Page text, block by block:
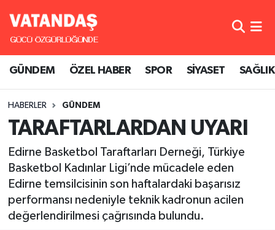
GÜNDEM ÖZEL HABER SPOR SİYASET SAĞLIK
HABERLER GÜNDEM
TARAFTARLARDAN UYARI
Edirne Basketbol Taraftarları Derneği, Türkiye
Basketbol Kadınlar Ligi’nde mücadele eden
Edirne temsilcisinin son haftalardaki başarısız
performansı nedeniyle teknik kadronun acilen
değerlendirilmesi çağrısında bulundu.
GÜNDEM
SPOR
SAĞLIK
Hava Durumu
Süper Lig Puan Durumu ve Fikstür
Son Dakika Haberleri
Haber Arşivi